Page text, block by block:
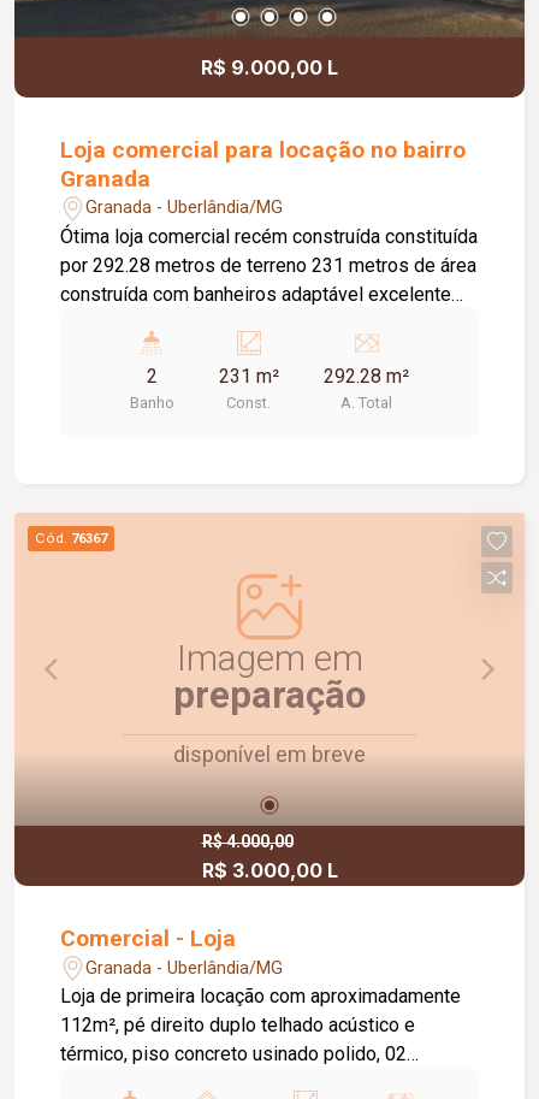
R$ 9.000,00 L
Loja comercial para locação no bairro
Granada
Granada - Uberlândia/MG
Ótima loja comercial recém construída constituída
por 292.28 metros de terreno 231 metros de área
construída com banheiros adaptável excelente
2
Banho
231 m²
Const.
292.28 m²
A. Total
Cód. 76367
Imagem em
preparação
disponível em breve
R$ 4.000,00
R$ 3.000,00 L
Comercial - Loja
Granada - Uberlândia/MG
Loja de primeira locação com aproximadamente
112m², pé direito duplo telhado acústico e
térmico, piso concreto usinado polido, 02